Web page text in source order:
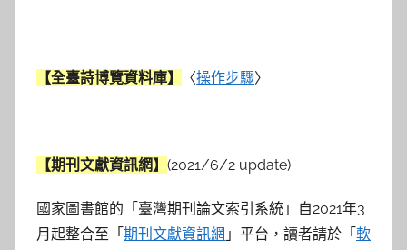
【全臺詩博覽資料庫】 〈操作步驟〉
【期刊文獻資訊網】 (2021/6/2 update)
國家圖書館的「臺灣期刊論文索引系統」自2021年3
月起整合至「期刊文獻資訊網 」平台，讀者請於「軟